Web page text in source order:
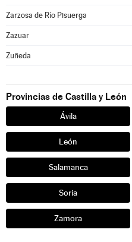
Zarzosa de Río Pisuerga
Zazuar
Zuñeda
Provincias de Castilla y León
Ávila
León
Salamanca
Soria
Zamora